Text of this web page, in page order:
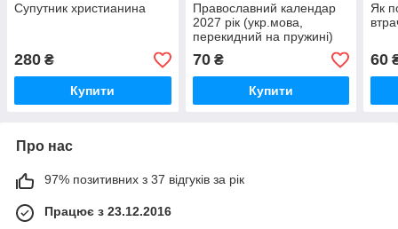
Супутник христианина
280 ₴
Купити
Православний календар
2027 рік (укр.мова,
перекидний на пружині)
70₴
Купити
Як
60
Про нас
97% позитивних з 37 відгуків за рік
Працює з 23.12.2016